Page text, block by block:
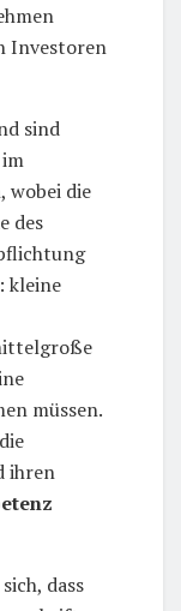
Investoren
sind
wobei die
des
kleine
müssen.
ihren
dass